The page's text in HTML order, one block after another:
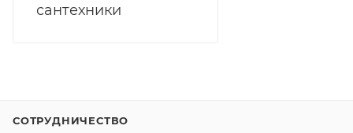
сантехники
СОТРУДНИЧЕСТВО